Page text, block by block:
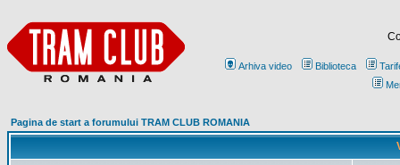
Arhiva video Biblioteca
Pagina de start a forumului TRAM CLUB ROMANIA